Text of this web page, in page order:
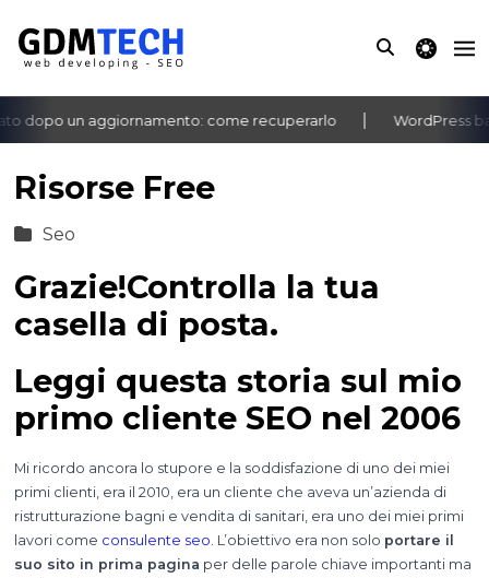
theme
dopo un aggiornamento: come recuperarlo WordPress
‹ ›
Risorse Free
Seo
Grazie!Controlla la tua
casella di posta.
Leggi questa storia sul mio
primo cliente SEO nel 2006
Mi ricordo ancora lo stupore e la soddisfazione di uno dei miei
primi clienti, era il 2010, era un cliente che aveva un’azienda di
ristrutturazione bagni e vendita di sanitari, era uno dei miei primi
lavori come consulente seo . L’obiettivo era non solo portare il
suo sito in prima pagina per delle parole chiave importanti ma